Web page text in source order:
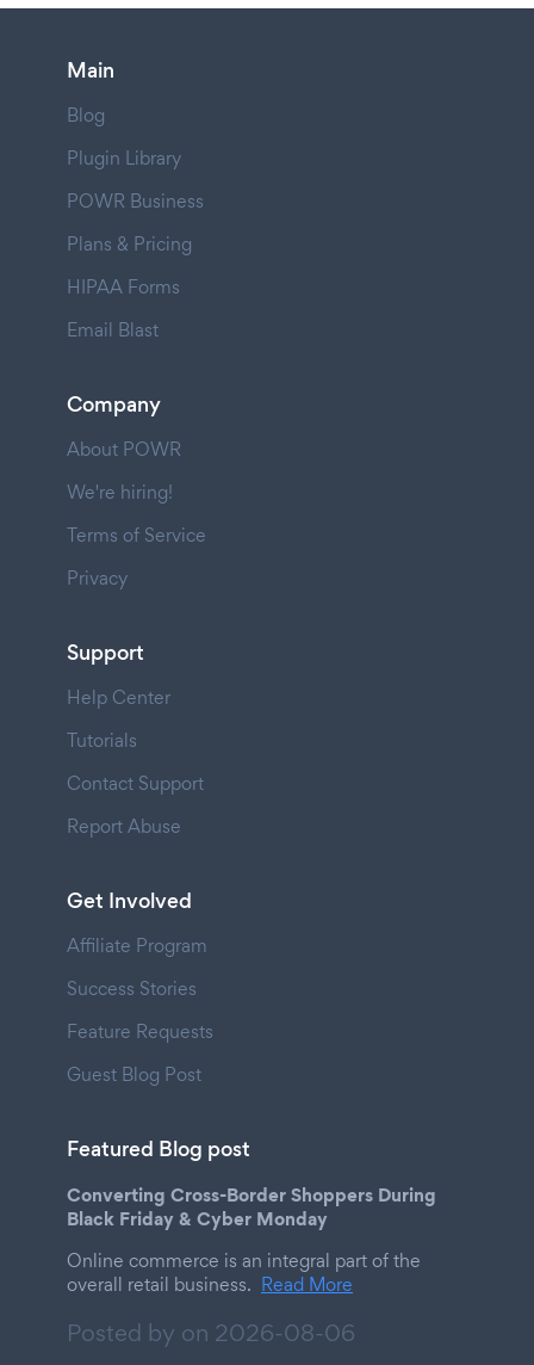
Main
Blog
Plugin Library
POWR Business
Plans & Pricing
HIPAA Forms
Email Blast
Company
About POWR
We're hiring!
Terms of Service
Privacy
Support
Help Center
Tutorials
Contact Support
Report Abuse
Get Involved
Affiliate Program
Success Stories
Feature Requests
Guest Blog Post
Featured Blog post
Converting Cross-Border Shoppers During
Black Friday & Cyber Monday
Online commerce is an integral part of the
overall retail business. Read More
Posted by on 2026-08-06